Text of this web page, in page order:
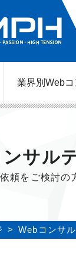
業界別Web
サル
頼をご検討の
Webコンサ